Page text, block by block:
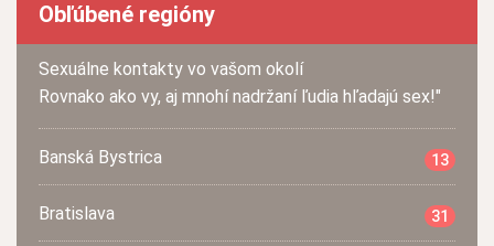
Obľúbené regióny
Sexuálne kontakty vo vašom okolí
Rovnako ako vy, aj mnohí nadržaní ľudia hľadajú sex!"
Banská Bystrica 13
Bratislava 31